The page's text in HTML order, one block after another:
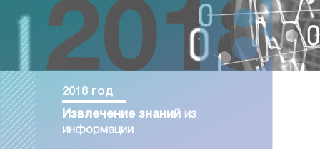
2018 год
Извлечение знаний из
информации